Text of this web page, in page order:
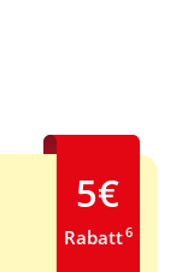
5€
Rabatt6